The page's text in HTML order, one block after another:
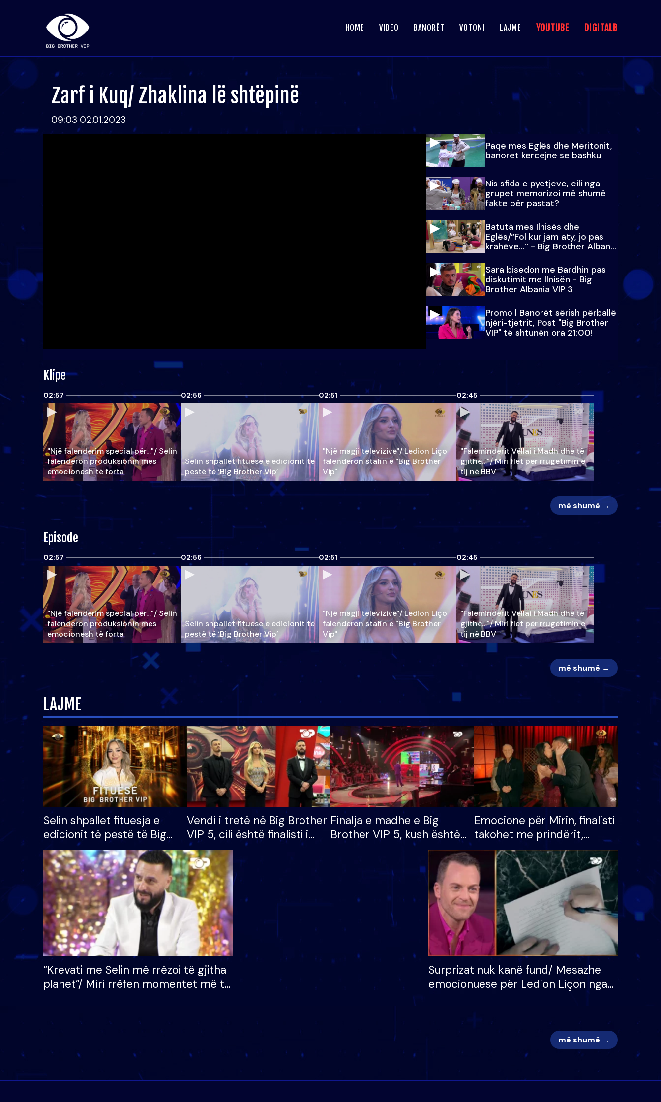
HOME VIDEO BANORËT VOTONI LAJME YOUTUBE DIGITALB
Zarf i Kuq/ Zhaklina lë shtëpinë
09:03 02.01.2023
Paqe mes Eglës dhe Meritonit,
banorët kërcejnë së bashku
Nis sfida e pyetjeve, cili nga
grupet memorizoi më shumë
fakte për pastat?
Batuta mes Ilnisës dhe
Eglës/“Fol kur jam aty, jo pas
krahëve…” - Big Brother Albania
VIP 3
Sara bisedon me Bardhin pas
diskutimit me Ilnisën - Big
Brother Albania VIP 3
Promo l Banorët sërish përballë
njëri-tjetrit, Post "Big Brother
VIP" të shtunën ora 21:00!
Klipe
02:57
"Një falenderim special për…"/ Selin
falënderon produksionin mes
emocionesh të forta
02:56
Selin shpallet fituese e edicionit të
pestë të ‘Big Brother Vip’
02:51
"Një magji televizive"/ Ledion Liço
falenderon stafin e "Big Brother
Vip"
02:45
"Faleminderit Vëllai i Madh dhe të
gjithë…"/ Miri flet për rrugëtimin e
tij në BBV
më shumë →
Episode
02:57
"Një falenderim special për…"/ Selin
falënderon produksionin mes
emocionesh të forta
02:56
Selin shpallet fituese e edicionit të
pestë të ‘Big Brother Vip’
02:51
"Një magji televizive"/ Ledion Liço
falenderon stafin e "Big Brother
Vip"
02:45
"Faleminderit Vëllai i Madh dhe të
gjithë…"/ Miri flet për rrugëtimin e
tij në BBV
më shumë →
LAJME
Selin shpallet fituesja e
edicionit të pestë të Big
Brother VIP, rrëmben
çmimin e madh prej 100
mijë eurosh
Vendi i tretë në Big Brother
VIP 5, cili është finalisti i
radhës që lë shtëpinë
Finalja e madhe e Big
Brother VIP 5, kush është
banori i parë që lë shtëpinë
dhe humb mundësinë për
të fituar çmimin e madh
Emocione për Mirin, finalisti
takohet me prindërit,
vajzën dhe bashkëshorten:
S’kemi ndonjë letër divorci
apo jo?
“Krevati me Selin më rrëzoi të gjitha
planet”/ Miri rrëfen momentet më të
Surprizat nuk kanë fund/ Mesazhe
emocionuese për Ledion Liçon nga
më shumë →